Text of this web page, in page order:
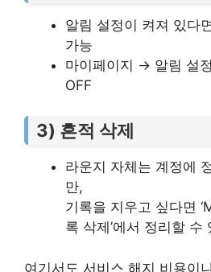
알림 설정이 켜져 있다
가능
마이페이지 → 알림 설
OFF
3) 흔적 삭제
라운지 자체는 계정에
만,
기록을 지우고 싶다면
록 삭제’에서 정리할 수
여기서도 서비스 해지 비용이